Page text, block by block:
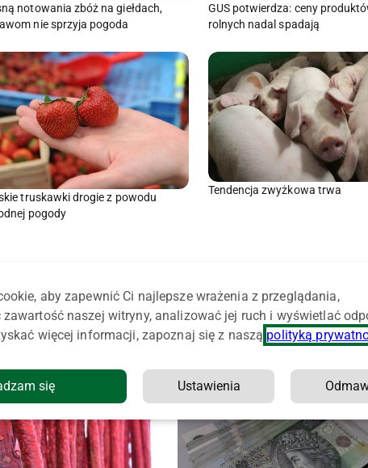
notowania zbóż na giełdach,
nie sprzyja pogoda
GUS potwierdza: ceny
rolnych nadal spadają
truskawki drogie z powodu
pogody
Tendencja zwyżkowa trwa
aby zapewnić Ci najlepsze wrażenia z przeglądania,
naszej witryny, analizować jej ruch i wyświetlać
więcej informacji, zapoznaj się z naszą polityką
się Ustawienia